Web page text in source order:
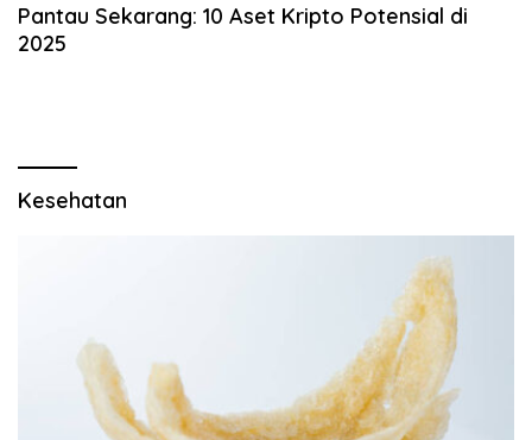
Pantau Sekarang: 10 Aset Kripto Potensial di
2025
Kesehatan